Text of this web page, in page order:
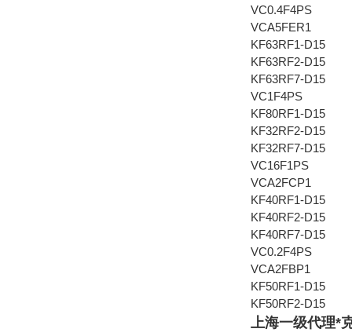
VC0.4F4PS
VCA5FER1
KF63RF1-D15
KF63RF2-D15
KF63RF7-D15
VC1F4PS
KF80RF1-D15
KF32RF2-D15
KF32RF7-D15
VC16F1PS
VCA2FCP1
KF40RF1-D15
KF40RF2-D15
KF40RF7-D15
VC0.2F4PS
VCA2FBP1
KF50RF1-D15
KF50RF2-D15
上海一级代理*